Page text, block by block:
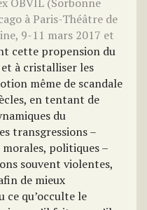
à Paris-Théâtre de
9-11 mars 2017 et
cette propension du
à cristalliser les
même de scandale
en tentant de
du
transgressions –
politiques –
souvent violentes,
de mieux
ce qu’occulte le